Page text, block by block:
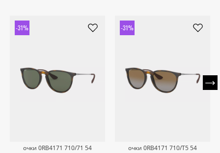
-31%
очки 0RB4171 710/71 54
-31%
очки 0RB4171 710/T5 54